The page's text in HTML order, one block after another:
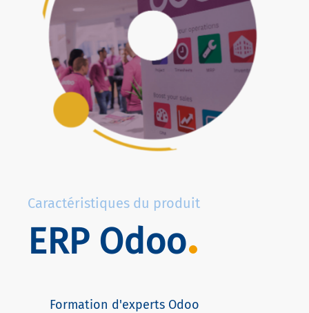
Caractéristiques du produit
ERP Odoo
Formation d'experts Odoo